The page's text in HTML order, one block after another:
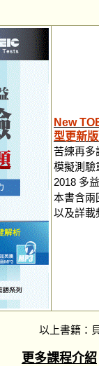
New
型更新
苦練再多
模擬測驗
2018 多
本書含兩
以及詳載
以上書籍：
更多課程介紹